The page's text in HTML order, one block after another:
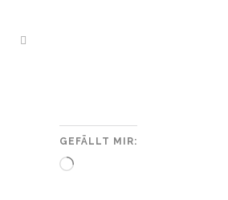
GEFÄLLT MIR:
Wird